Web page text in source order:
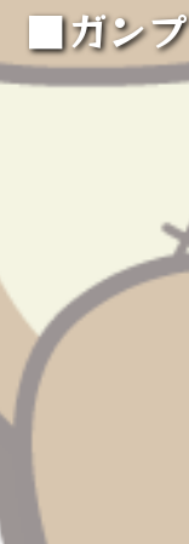
■ガン